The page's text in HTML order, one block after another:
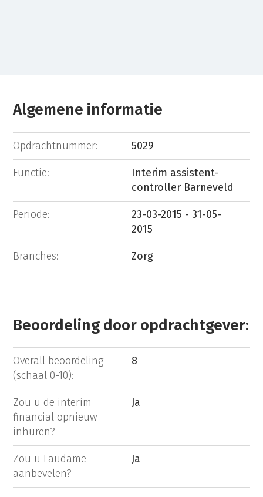
Algemene informatie
Opdrachtnummer: 5029
Functie:
Interim assistent-
controller Barneveld
Periode:
23-03-2015 - 31-05-
2015
Branches: Zorg
Beoordeling door opdrachtgever:
Overall beoordeling
(schaal 0-10):
8
Zou u de interim
financial opnieuw
inhuren?
Ja
Zou u Laudame
aanbevelen?
Ja